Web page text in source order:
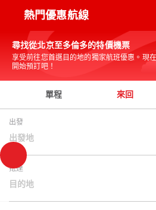
熱門優惠航線
尋找從北京至多倫多的特價機票
享受前往您首選目的地的獨家航班優惠。現
開始預訂吧！
單程 來回
出發
出發地
抵達
目的地